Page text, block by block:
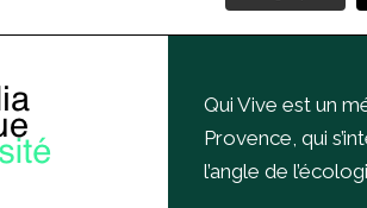
Qui Vive est un
Provence, qui
l’angle de